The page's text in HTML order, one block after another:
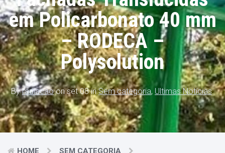
em Policarbonato 40 mm
– RODECA –
Polysolution
Byradiacaoon set 08 inSem categoria, Ultimas Notícias.
HOME SEM CATEGORIA